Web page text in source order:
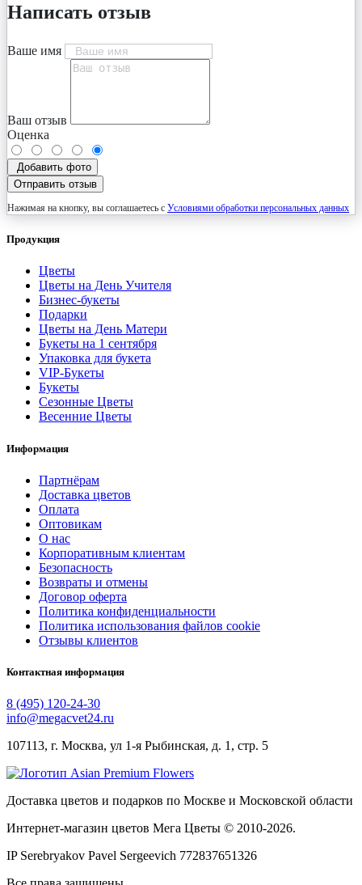
Написать отзыв
Ваше имя
Ваш отзыв
Оценка
Добавить фото
Отправить отзыв
Нажимая на кнопку, вы соглашаетесь с Условиями обработки персональных данных
Продукция
Цветы
Цветы на День Учителя
Бизнес-букеты
Подарки
Цветы на День Матери
Букеты на 1 сентября
Упаковка для букета
VIP-Букеты
Букеты
Сезонные Цветы
Весенние Цветы
Информация
Партнёрам
Доставка цветов
Оплата
Оптовикам
О нас
Корпоративным клиентам
Безопасность
Возвраты и отмены
Договор оферта
Политика конфиденциальности
Политика использования файлов cookie
Отзывы клиентов
Контактная информация
8 (495) 120-24-30
info@megacvet24.ru
107113, г. Москва, ул 1-я Рыбинская, д. 1, стр. 5
Доставка цветов и подарков по Москве и Московской области
Интернет-магазин цветов Мега Цветы © 2010-2026.
IP Serebryakov Pavel Sergeevich 772837651326